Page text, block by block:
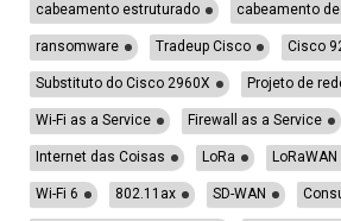
cabeamento estruturado cabeamento
ransomware Tradeup Cisco Cisco
Substituto do Cisco 2960X Projeto de
Wi-Fi as a Service Firewall as a Service
Internet das Coisas LoRa LoRaWAN
Wi-Fi 6 802.11ax SD-WAN